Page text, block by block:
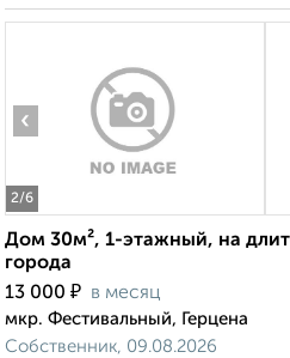
2/6
‹
Дом 30м², 1-этажный, на
города
13 000 ₽ в месяц
мкр. Фестивальный, Герцена
Собственник, 09.08.2026